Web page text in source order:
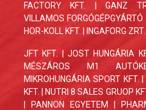
FACTORY KFT.
| GANZ
VILLAMOS FORGÓGÉPGYÁRTÓ
HOR-KOLL KFT. | INGAFORG ZRT.
JFT KFT. | JOST HUNGÁRIA
MÉSZÁROS M1
MIKROHUNGÁRIA SPORT KFT.
KFT. | NUTRI 8 SALES GRUOP
| PANNON EGYETEM |